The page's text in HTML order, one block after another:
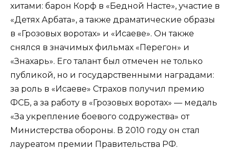
хитами: барон Корф в «Бедной Насте», участие в
«Детях Арбата», а также драматические образы
в «Грозовых воротах» и «Исаеве». Он также
снялся в значимых фильмах «Перегон» и
«Знахарь». Его талант был отмечен не только
публикой, но и государственными наградами:
за роль в «Исаеве» Страхов получил премию
ФСБ, а за работу в «Грозовых воротах» — медаль
«За укрепление боевого содружества» от
Министерства обороны. В 2010 году он стал
лауреатом премии Правительства РФ.